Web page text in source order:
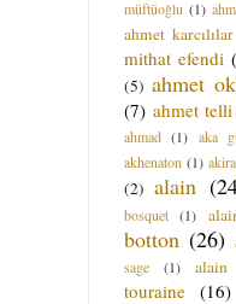
müftüoğlu (1)
ahmet karcılılar
mithat efendi
(5) ahmet
(7) ahmet telli
ahmad (1) aka
akhenaton (1)
(2) alain
bosquet (1)
botton (26)
sage
(1) alain
touraine (16)